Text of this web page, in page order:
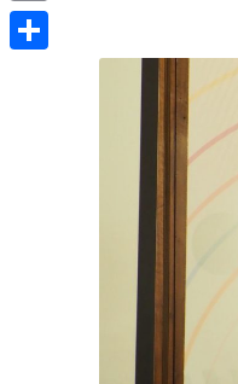
Email